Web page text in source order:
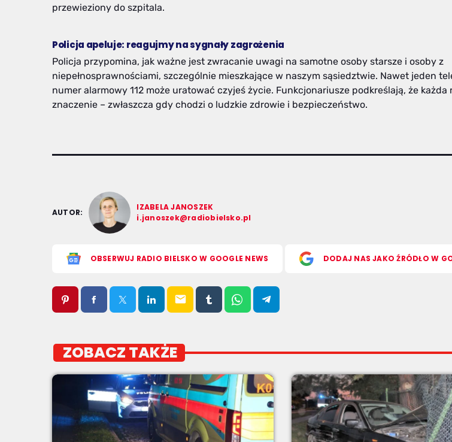
przewieziony do szpitala.
Policja apeluje: reagujmy na sygnały zagrożenia
Policja przypomina, jak ważne jest zwracanie uwagi na samotne osoby starsze i osoby z
niepełnosprawnościami, szczególnie mieszkające w naszym sąsiedztwie. Nawet jeden
numer alarmowy 112 może uratować czyjeś życie. Funkcjonariusze podkreślają, że każda
znaczenie – zwłaszcza gdy chodzi o ludzkie zdrowie i bezpieczeństwo.
AUTOR:
IZABELA JANOSZEK
i.janoszek@radiobielsko.pl
OBSERWUJ RADIO BIELSKO W GOOGLE NEWS DODAJ NAS JAKO ŹRÓDŁO W
email
ZOBACZ TAKŻE